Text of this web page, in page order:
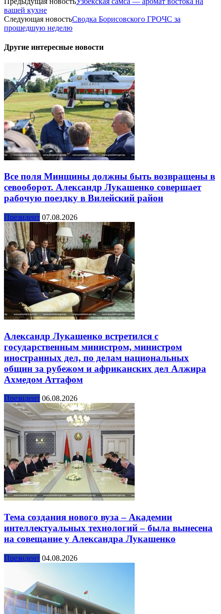
вашей кухне
Следующая новостьСводка Борисовского ГРОЧС за
прошедшую неделю
Другие интересные новости
Все поля Минщины должны быть возвращены в
севооборот. Александр Лукашенко совершает
рабочую поездку в Вилейский район
Президент 07.08.2026
Александр Лукашенко встретился с
государственным министром, министром
иностранных дел, по делам национальных
общин за рубежом и африканских дел Алжира
Ахмедом Аттафом
Президент 06.08.2026
Тема создания нового вуза – Академии
интеллектуальных технологий – была вынесена
на совещание у Александра Лукашенко
Президент 04.08.2026